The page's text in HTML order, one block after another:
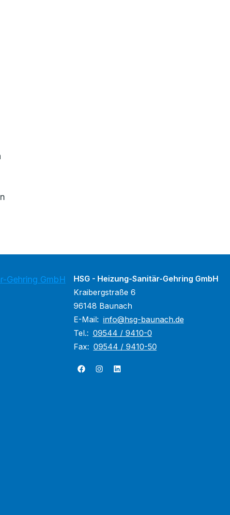
Gehring GmbH
HSG - Heizung-Sanitär-Gehring GmbH
Kraibergstraße 6
96148 Baunach
E-Mail: info@hsg-baunach.de
Tel.: 09544 / 9410-0
Fax: 09544 / 9410-50